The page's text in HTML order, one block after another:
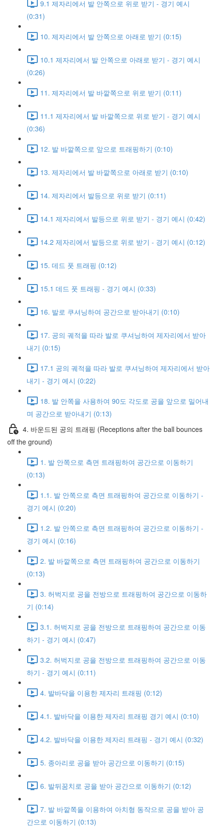
9.1 제자리에서 발 안쪽으로 위로 받기 - 경기 예시
(0:31)
10. 제자리에서 발 안쪽으로 아래로 받기 (0:15)
10.1 제자리에서 발 안쪽으로 아래로 받기 - 경기 예시
(0:26)
11. 제자리에서 발 바깥쪽으로 위로 받기 (0:11)
11.1 제자리에서 발 바깥쪽으로 위로 받기 - 경기 예시
(0:36)
12. 발 바깥쪽으로 앞으로 트래핑하기 (0:10)
13. 제자리에서 발 바깥쪽으로 아래로 받기 (0:10)
14. 제자리에서 발등으로 위로 받기 (0:11)
14.1 제자리에서 발등으로 위로 받기 - 경기 예시 (0:42)
14.2 제자리에서 발등으로 위로 받기 - 경기 예시 (0:12)
15. 데드 풋 트래핑 (0:12)
15.1 데드 풋 트래핑 - 경기 예시 (0:33)
16. 발로 쿠셔닝하여 공간으로 받아내기 (0:10)
17. 공의 궤적을 따라 발로 쿠셔닝하여 제자리에서 받아
내기 (0:15)
17.1 공의 궤적을 따라 발로 쿠셔닝하여 제자리에서 받아
내기 - 경기 예시 (0:22)
18. 발 안쪽을 사용하여 90도 각도로 공을 앞으로 밀어내
며 공간으로 받아내기 (0:13)
4. 바운드된 공의 트래핑 (Receptions after the ball bounces
off the ground)
1. 발 안쪽으로 측면 트래핑하여 공간으로 이동하기
(0:13)
1.1. 발 안쪽으로 측면 트래핑하여 공간으로 이동하기 -
경기 예시 (0:20)
1.2. 발 안쪽으로 측면 트래핑하여 공간으로 이동하기 -
경기 예시 (0:16)
2. 발 바깥쪽으로 측면 트래핑하여 공간으로 이동하기
(0:13)
3. 허벅지로 공을 전방으로 트래핑하여 공간으로 이동하
기 (0:14)
3.1. 허벅지로 공을 전방으로 트래핑하여 공간으로 이동
하기 - 경기 예시 (0:47)
3.2. 허벅지로 공을 전방으로 트래핑하여 공간으로 이동
하기 - 경기 예시 (0:11)
4. 발바닥을 이용한 제자리 트래핑 (0:12)
4.1. 발바닥을 이용한 제자리 트래핑 경기 예시 (0:10)
4.2. 발바닥을 이용한 제자리 트래핑 - 경기 예시 (0:32)
5. 종아리로 공을 받아 공간으로 이동하기 (0:15)
6. 발뒤꿈치로 공을 받아 공간으로 이동하기 (0:12)
7. 발 바깥쪽을 이용하여 아치형 동작으로 공을 받아 공
간으로 이동하기 (0:13)